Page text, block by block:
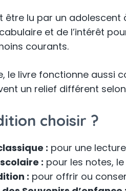
être lu par un adolescent
et de l’intérêt
courants.
le livre fonctionne aussi
un relief différent
choisir ?
: pour une
: pour les notes,
: pour offrir ou